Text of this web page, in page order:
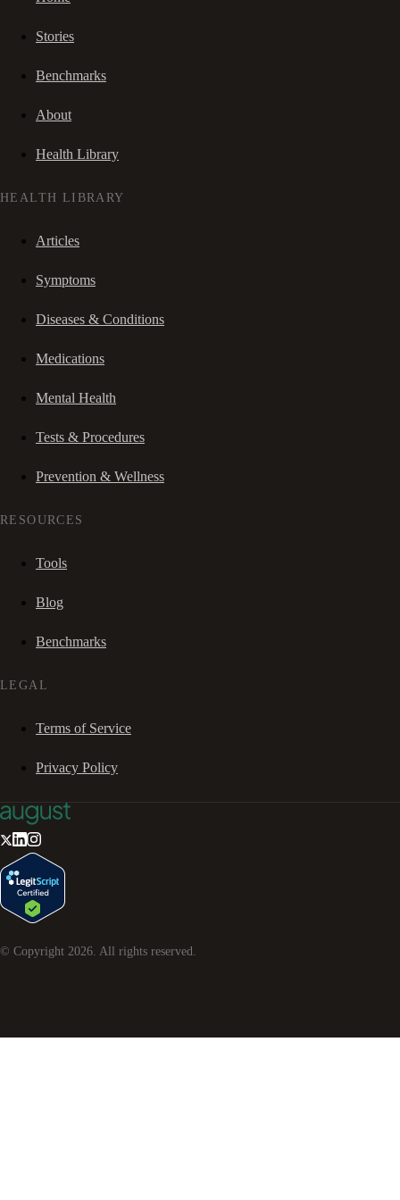
Stories
Benchmarks
About
Health Library
HEALTH LIBRARY
Articles
Symptoms
Diseases & Conditions
Medications
Mental Health
Tests & Procedures
Prevention & Wellness
RESOURCES
Tools
Blog
Benchmarks
LEGAL
Terms of Service
Privacy Policy
© Copyright 2026 . All rights reserved.